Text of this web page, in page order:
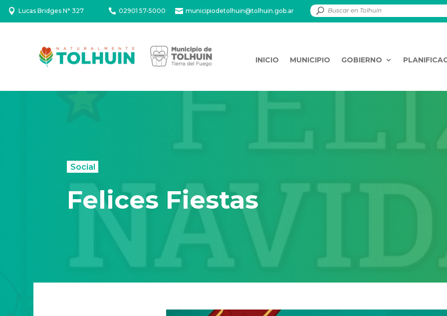
 Lucas Bridges N° 327  02901 57-5000  municipiodetolhuin@tolhuin.gob.ar
INICIO MUNICIPIO GOBIERNO
Social
Felices Fiestas